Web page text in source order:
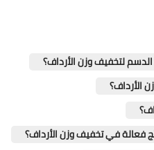
لتخفيف وزن الأرداف؟
الأرداف؟
فعالة في تخفيف وزن الأرداف؟